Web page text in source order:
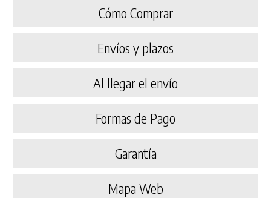
Cómo Comprar
Envíos y plazos
Al llegar el envío
Formas de Pago
Garantía
Mapa Web